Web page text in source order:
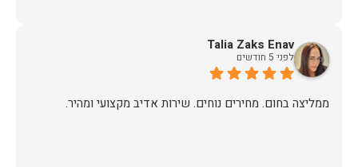
Talia Zaks Enav
לפני 5 חודשים
ממליצה בחום. מחירים נוחים. שירות אדיב מקצועי ומהיר.